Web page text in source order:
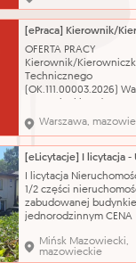
wynagrodzenie
zgodne z
wynagradzania
Urzędu Miasta Płocka
wprowadzonym
Nr 80/2024 Prezydenta
Płocka
OFERTA PRACY
Kierownik/
Technicznego
(OK.111.00003.2026)
Informacja o
przedziale
o jego składnikach:
postanowieniami
Ponadzakładowego
Zbiorowego Pracy dla
Pracowników
Jednostkach B
Warszawa,
I licytacja
1/2 części
zabudowanej
jednorodzinnym CENA
(SZACUNKOWO: 299
Dojazd do
Mińsk Mazowiecki,
mazowieckie